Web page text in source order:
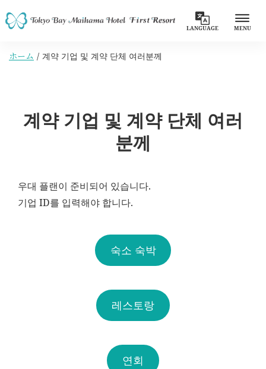
LANGUAGE MENU
ホーム 계약 기업 및 계약 단체 여러분께
계약 기업 및 계약 단체 여러
분께
우대 플랜이 준비되어 있습니다.
기업 ID를 입력해야 합니다.
숙소 숙박
레스토랑
연회